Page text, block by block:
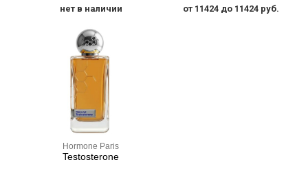
нет в наличии от 11424 до 11424 руб.
Hormone Paris
Testosterone